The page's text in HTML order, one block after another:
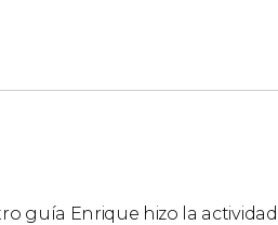
guía Enrique hizo la